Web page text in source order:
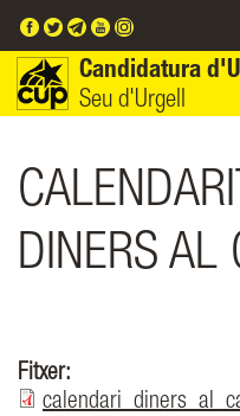
Candidatura
Seu d'Urgell
DINERS AL
Fitxer: